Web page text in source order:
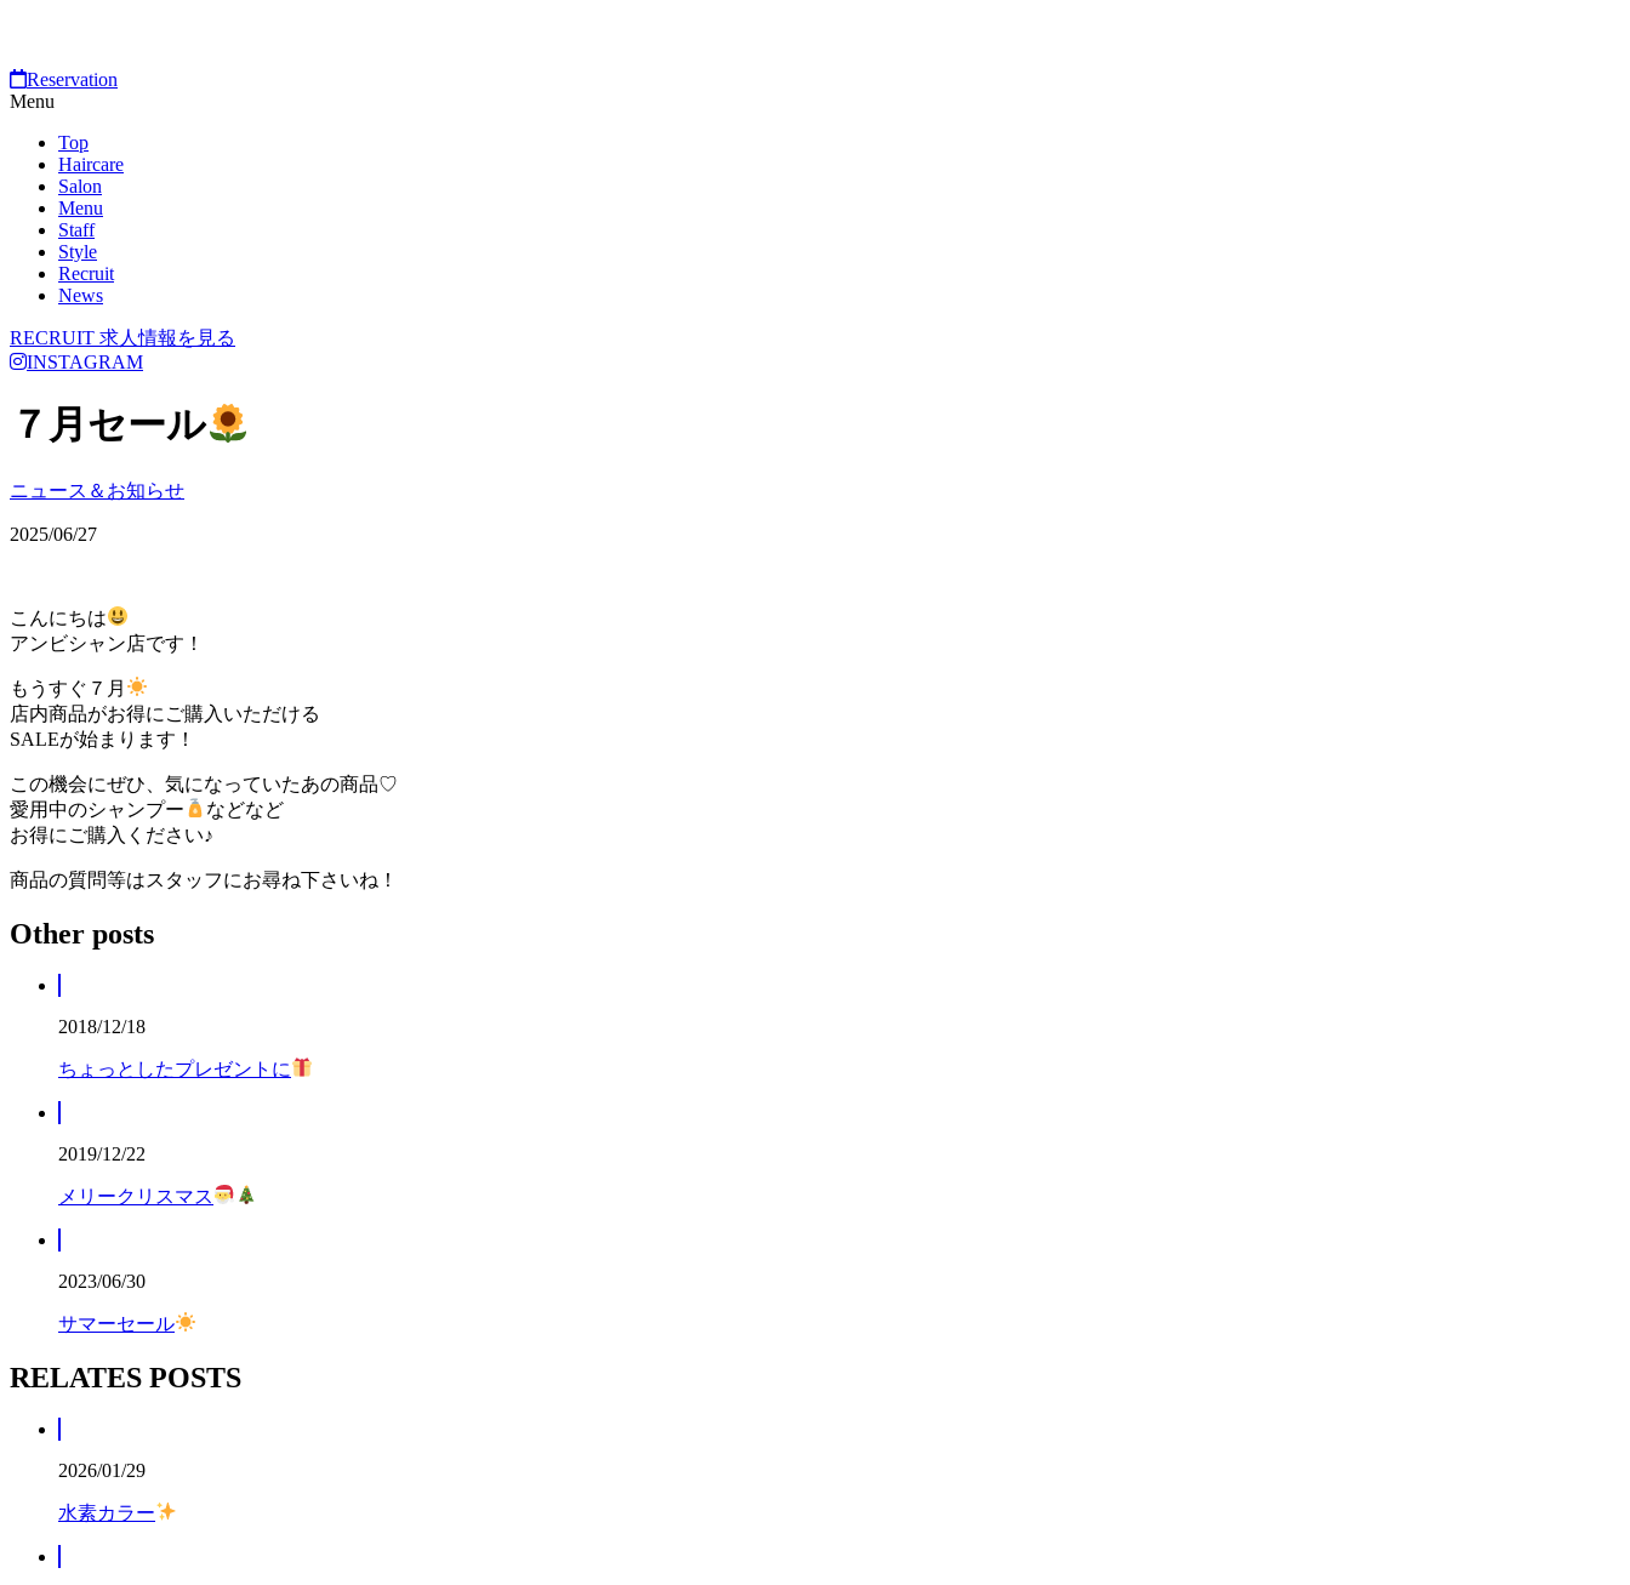
Reservation
Menu
Top
Haircare
Salon
Menu
Staff
Style
Recruit
News
RECRUIT 求人情報を見る
INSTAGRAM
７月セール
ニュース＆お知らせ
2025/06/27
こんにちは
アンビシャン店です！
もうすぐ７月
店内商品がお得にご購入いただける
SALEが始まります！
この機会にぜひ、気になっていたあの商品♡
愛用中のシャンプー
などなど
お得にご購入ください♪
商品の質問等はスタッフにお尋ね下さいね！
Other posts
2018/12/18
ちょっとしたプレゼントに
2019/12/22
メリークリスマス
2023/06/30
サマーセール
RELATES POSTS
2026/01/29
水素カラー